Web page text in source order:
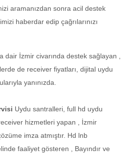
aramanızdan sonra acil destek
haberdar edip çağrılarınızı
dair İzmir civarında destek sağlayan ,
de receiver fiyatları, dijital uydu
yanınızda.
Uydu santralleri, full hd uydu
hizmetleri yapan , İzmir
imza atmıştır. Hd lnb
faaliyet gösteren , Bayındır ve